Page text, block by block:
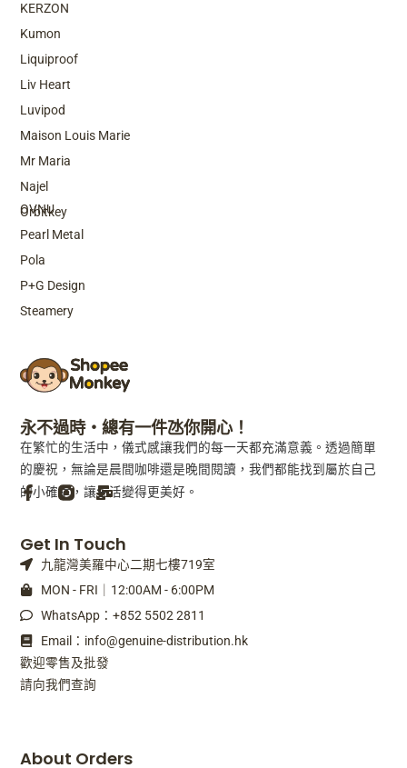
Top Brands
OVNU
Pearl Metal
Pola
P+G Design
Steamery
KERZON
Kumon
Liquiproof
Liv Heart
Luvipod
Maison Louis Marie
Mr Maria
Najel
Orbitkey
永不過時・總有一件氹你開心！
在繁忙的生活中，儀式感讓我們的每一天都充滿意義。透過簡單
的慶祝，無論是晨間咖啡還是晚間閱讀，我們都能找到屬於自己
的小確幸，讓生活變得更美好。
F
a
c
e
b
o
o
k
-
f
M
a
i
l
-
b
u
l
k
About Orders
Get In Touch
九龍灣美羅中心二期七樓719室
MON - FRI｜12:00AM - 6:00PM
WhatsApp：+852 5502 2811
Email：info@genuine-distribution.hk
歡迎零售及批發
請向我們查詢